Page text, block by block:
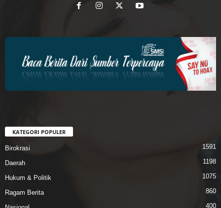
KATEGORI POPULER
Birokrasi 1591
Daerah 1198
Hukum & Politik 1075
Ragam Berita 860
400